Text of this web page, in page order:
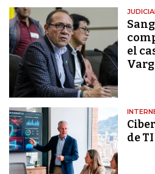
el
de